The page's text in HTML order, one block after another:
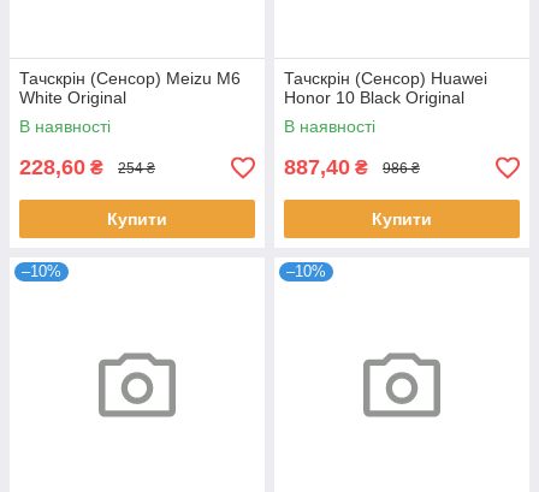
Тачскрін (Сенсор) Meizu M6
White Original
В наявності
228,60 ₴ 254 ₴
Купити
Тачскрін (Сенсор) Huawei
Honor 10 Black Original
В наявності
887,40 ₴ 986 ₴
Купити
–10% –10%